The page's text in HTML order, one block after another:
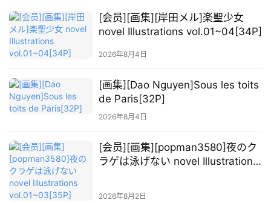
本
站
[会员][画集][岸田メル]楽聖少女
novel Illustrations vol.01~04[34P]
2026年8月4日
[画集][Dao Nguyen]Sous les toits
de Paris[32P]
2026年8月4日
[会员][画集][popman3580]夜のク
ラゲは泳げない novel Illustrations
2026年8月2日